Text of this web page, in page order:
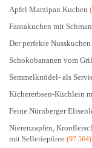
Apfel Marzipan Kuchen
Fantakuchen mit
Der perfekte
Schokobananen vom
Semmelknödel- als
Kichererbsen-Küchlein
Feine Nürnberger
Nierenzapfen,
mit Selleriepüree (97.564)